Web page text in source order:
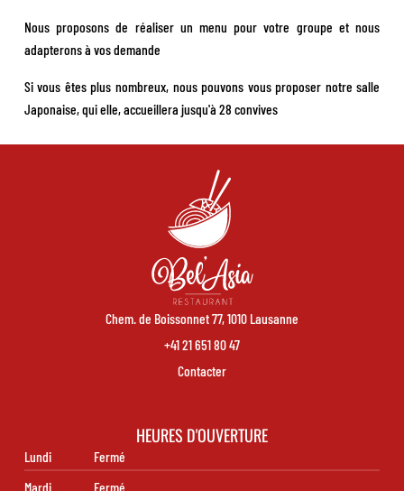
Nous proposons de réaliser un menu pour votre groupe et nous
adapterons à vos demande
Si vous êtes plus nombreux, nous pouvons vous proposer notre salle
Japonaise, qui elle, accueillera jusqu'à 28 convives
Chem. de Boissonnet 77, 1010 Lausanne
+41 21 651 80 47
Contacter
HEURES D'OUVERTURE
Lundi
Fermé
Mardi
Fermé